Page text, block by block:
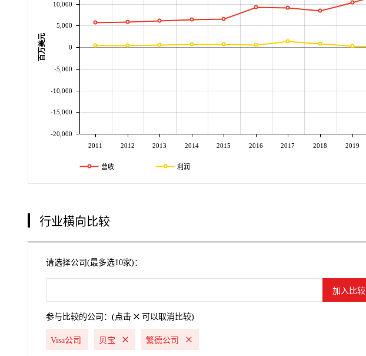
2011 2012 2013 2014 2015 2016 2017 2018 2019
-20,000
-15,000
-10,000
-5,000
0
5,000
10,000
百万美元
营收 利润
行业横向比较
请选择公司(最多选10家)：
参与比较的公司：(点击 可以取消比较)
Visa公司 贝宝 繁德公司